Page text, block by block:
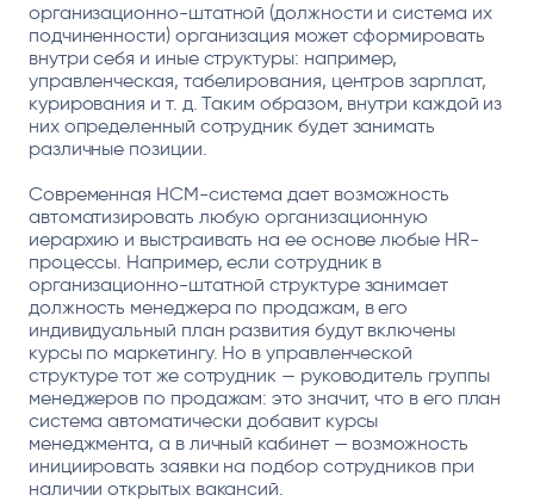
организационно-штатной (должности и система их
подчиненности) организация может сформировать
внутри себя и иные структуры: например,
управленческая, табелирования, центров зарплат,
курирования и т. д. Таким образом, внутри каждой из
них определенный сотрудник будет занимать
различные позиции.
Современная HCM-система дает возможность
автоматизировать любую организационную
иерархию и выстраивать на ее основе любые HR-
процессы. Например, если сотрудник в
организационно-штатной структуре занимает
должность менеджера по продажам, в его
индивидуальный план развития будут включены
курсы по маркетингу. Но в управленческой
структуре тот же сотрудник — руководитель группы
менеджеров по продажам: это значит, что в его план
система автоматически добавит курсы
менеджмента, а в личный кабинет — возможность
инициировать заявки на подбор сотрудников при
наличии открытых вакансий.